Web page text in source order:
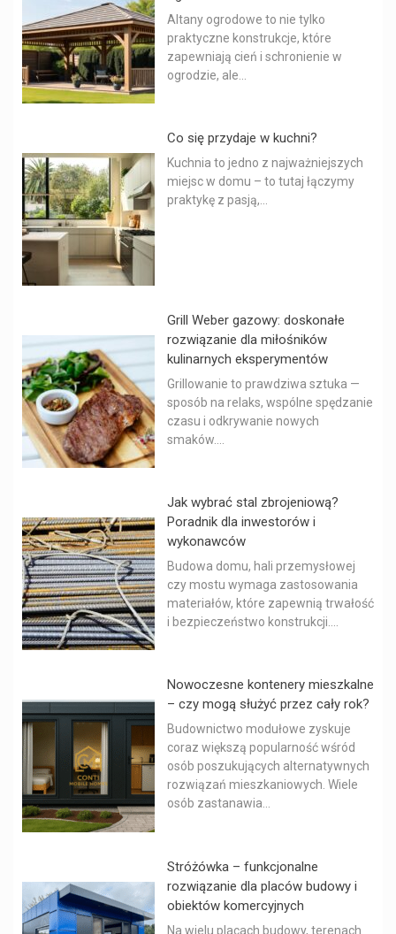
Altany ogrodowe to nie tylko
praktyczne konstrukcje, które
zapewniają cień i schronienie w
ogrodzie, ale...
Co się przydaje w kuchni?
Kuchnia to jedno z najważniejszych
miejsc w domu – to tutaj łączymy
praktykę z pasją,...
Grill Weber gazowy: doskonałe
rozwiązanie dla miłośników
kulinarnych eksperymentów
Grillowanie to prawdziwa sztuka —
sposób na relaks, wspólne spędzanie
czasu i odkrywanie nowych
smaków....
Jak wybrać stal zbrojeniową?
Poradnik dla inwestorów i
wykonawców
Budowa domu, hali przemysłowej
czy mostu wymaga zastosowania
materiałów, które zapewnią trwałość
i bezpieczeństwo konstrukcji....
Nowoczesne kontenery mieszkalne
– czy mogą służyć przez cały rok?
Budownictwo modułowe zyskuje
coraz większą popularność wśród
osób poszukujących alternatywnych
rozwiązań mieszkaniowych. Wiele
osób zastanawia...
Stróżówka – funkcjonalne
rozwiązanie dla placów budowy i
obiektów komercyjnych
Na wielu placach budowy, terenach